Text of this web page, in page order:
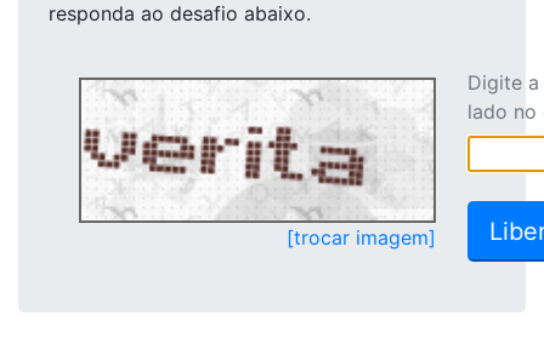
responda ao desafio abaixo.
[trocar imagem]
Digite
lado no